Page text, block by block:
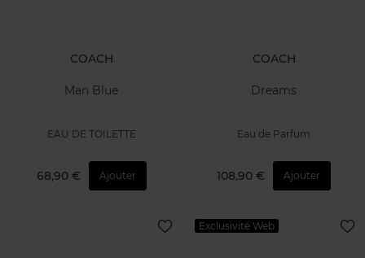
COACH
Man Blue
EAU DE TOILETTE
68,90 € Ajouter
COACH
Dreams
Eau de Parfum
108,90 € Ajouter
Exclusivité Web